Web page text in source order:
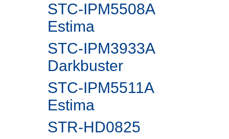
STC-IPM5508A
Estima
STC-IPM3933A
Darkbuster
STC-IPM5511A
Estima
STR-HD0825